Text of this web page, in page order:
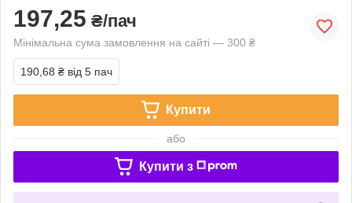
197,25 ₴/пач
Мінімальна сума замовлення на сайті — 300 ₴
190,68 ₴ від 5 пач
Купити
або
Купити з